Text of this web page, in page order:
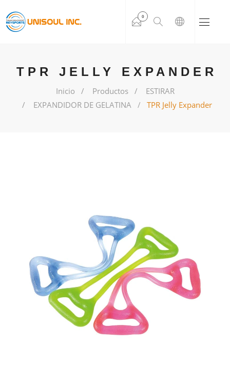
0
TPR JELLY EXPANDER
Inicio Productos
ESTIRAR
EXPANDIDOR DE GELATINA
TPR Jelly Expander